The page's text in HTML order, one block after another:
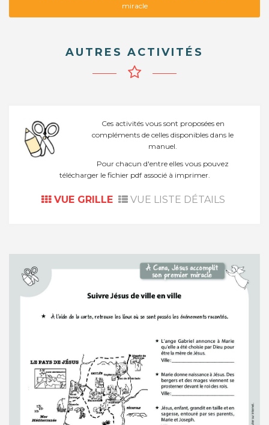
miracle
AUTRES ACTIVITÉS
Ces activités vous sont proposées en
compléments de celles disponibles dans le
manuel.
Pour chacun d'entre elles vous pouvez
télécharger le fichier pdf associé à imprimer.
VUE GRILLE VUE LISTE DÉTAILS